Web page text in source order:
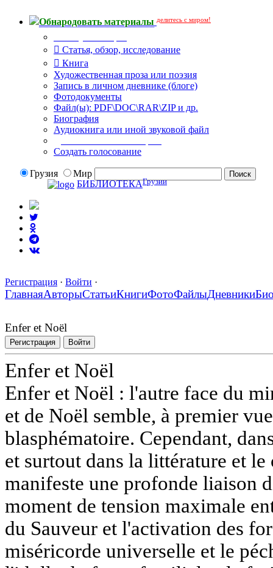
Обнародовать материалы делитесь с миром!
Статья, обзор, исследование
Книга
Художественная проза или поэзия
Запись в личном дневнике (блоге)
Фотодокументы
Файл(ы): PDF\DOC\RAR\ZIP и др.
Биография
Аудиокнига или иной звуковой файл
Создать голосование
Грузия
Мир
БИБЛИОТЕКАГрузии
Регистрация · Войти ·
ГлавнаяАвторыСтатьиКнигиФотоФайлыДневники
Enfer et Noël
Регистрация Войти
Enfer et Noël
Enfer et Noël : l'autre face du
et de Noël semble, à premier
blasphématoire. Cependant,
et surtout dans la littérature et le
manifeste une profonde liaison
moment de tension maximale
du Sauveur et l'activation des
miséricorde universelle et le